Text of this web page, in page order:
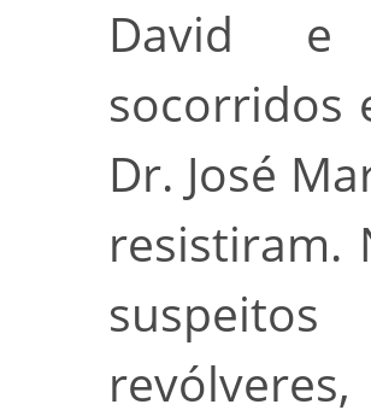
David e
socorridos
Dr. José
resistiram.